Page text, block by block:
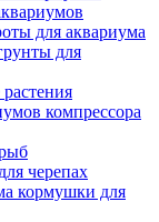
для аквариума
для
компрессора
черепах
кормушки для